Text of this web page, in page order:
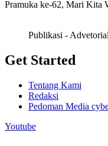
Pramuka ke-62, Mari Kita
Publikasi -
Get Started
Tentang Kami
Redaksi
Pedoman Media
Youtube